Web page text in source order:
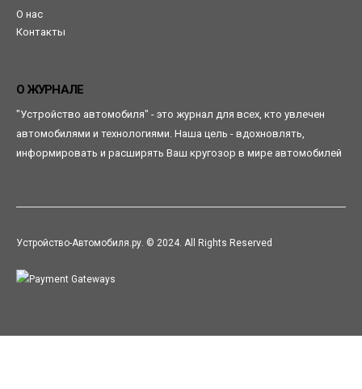
О нас
Контакты
О ЖУРНАЛЕ
"Устройство автомобиля" - это журнал для всех, кто увлечен
автомобилями и технологиями. Наша цель - вдохновлять,
информировать и расширять Ваш кругозор в мире автомобилей
Устройство-Автомобиля.ру. © 2024. All Rights Reserved